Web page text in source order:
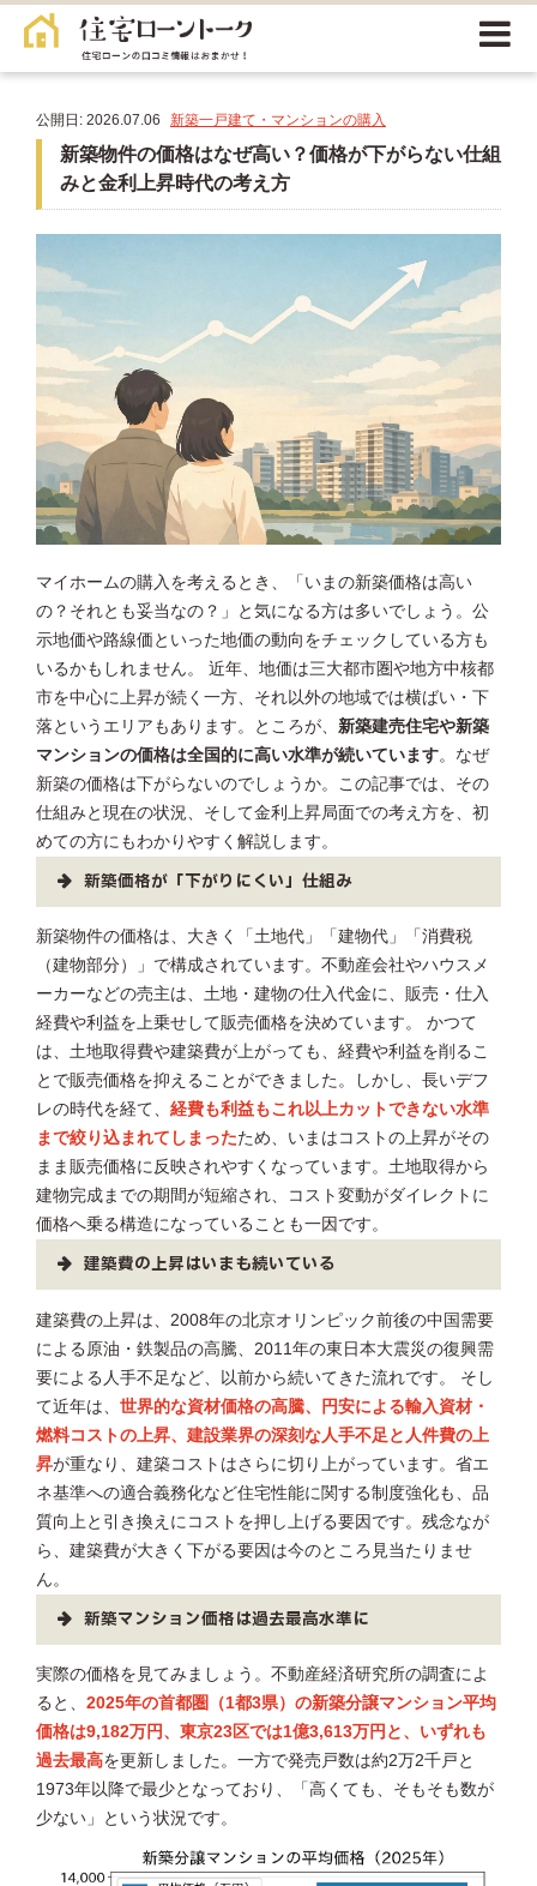
公開日: 2026.07.06 新築一戸建て・マンションの購入
新築物件の価格はなぜ高い？価格が下がらない仕組
みと金利上昇時代の考え方
マイホームの購入を考えるとき、「いまの新築価格は高い
の？それとも妥当なの？」と気になる方は多いでしょう。公
示地価や路線価といった地価の動向をチェックしている方も
いるかもしれません。 近年、地価は三大都市圏や地方中核都
市を中心に上昇が続く一方、それ以外の地域では横ばい・下
落というエリアもあります。ところが、 新築建売住宅や新築
マンションの価格は全国的に高い水準が続いています。なぜ
新築の価格は下がらないのでしょうか。この記事では、その
仕組みと現在の状況、そして金利上昇局面での考え方を、初
めての方にもわかりやすく解説します。
新築価格が「下がりにくい」仕組み
新築物件の価格は、大きく「土地代」「建物代」「消費税
（建物部分）」で構成されています。不動産会社やハウスメ
ーカーなどの売主は、土地・建物の仕入代金に、販売・仕入
経費や利益を上乗せして販売価格を決めています。 かつて
は、土地取得費や建築費が上がっても、経費や利益を削るこ
とで販売価格を抑えることができました。しかし、長いデフ
レの時代を経て、 経費も利益もこれ以上カットできない水準
まで絞り込まれてしまったため、いまはコストの上昇がその
まま販売価格に反映されやすくなっています。土地取得から
建物完成までの期間が短縮され、コスト変動がダイレクトに
価格へ乗る構造になっていることも一因です。
建築費の上昇はいまも続いている
建築費の上昇は、2008年の北京オリンピック前後の中国需要
による原油・鉄製品の高騰、2011年の東日本大震災の復興需
要による人手不足など、以前から続いてきた流れです。 そし
て近年は、 世界的な資材価格の高騰、円安による輸入資材・
燃料コストの上昇、建設業界の深刻な人手不足と人件費の上
昇が重なり、建築コストはさらに切り上がっています。省エ
ネ基準への適合義務化など住宅性能に関する制度強化も、品
質向上と引き換えにコストを押し上げる要因です。残念なが
ら、建築費が大きく下がる要因は今のところ見当たりませ
ん。
新築マンション価格は過去最高水準に
実際の価格を見てみましょう。不動産経済研究所の調査によ
ると、 2025年の首都圏（1都3県）の新築分譲マンション平均
価格は9,182万円、東京23区では1億3,613万円と、いずれも
過去最高を更新しました。一方で発売戸数は約2万2千戸と
1973年以降で最少となっており、「高くても、そもそも数が
少ない」という状況です。